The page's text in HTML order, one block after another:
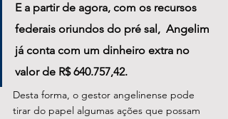
E a partir de agora, com os recursos
federais oriundos do pré sal,  Angelim
já conta com um dinheiro extra no
valor de R$ 640.757,42.
Desta forma, o gestor angelinense pode
tirar do papel algumas ações que possam